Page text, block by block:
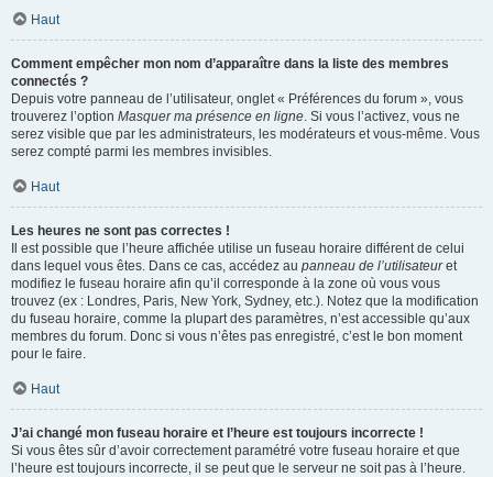
Haut
Comment empêcher mon nom d’apparaître dans la liste des membres
connectés ?
Depuis votre panneau de l’utilisateur, onglet « Préférences du forum », vous
trouverez l’option Masquer ma présence en ligne. Si vous l’activez, vous ne
serez visible que par les administrateurs, les modérateurs et vous-même. Vous
serez compté parmi les membres invisibles.
Haut
Les heures ne sont pas correctes !
Il est possible que l’heure affichée utilise un fuseau horaire différent de celui
dans lequel vous êtes. Dans ce cas, accédez au panneau de l’utilisateuret
modifiez le fuseau horaire afin qu’il corresponde à la zone où vous vous
trouvez (ex : Londres, Paris, New York, Sydney, etc.). Notez que la modification
du fuseau horaire, comme la plupart des paramètres, n’est accessible qu’aux
membres du forum. Donc si vous n’êtes pas enregistré, c’est le bon moment
pour le faire.
Haut
J’ai changé mon fuseau horaire et l’heure est toujours incorrecte !
Si vous êtes sûr d’avoir correctement paramétré votre fuseau horaire et que
l’heure est toujours incorrecte, il se peut que le serveur ne soit pas à l’heure.